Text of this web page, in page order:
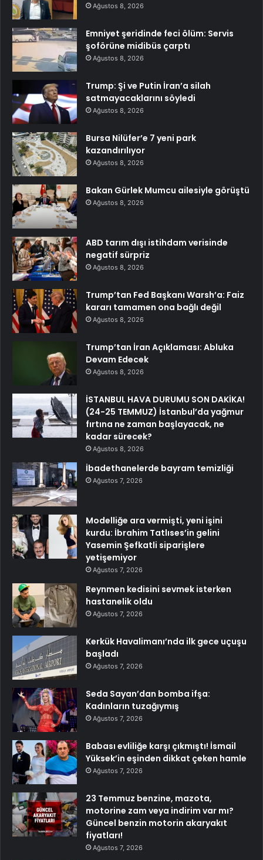
Ağustos 8, 2026
Emniyet şeridinde feci ölüm: Servis
şoförüne midibüs çarptı
Ağustos 8, 2026
Trump: Şi ve Putin İran’a silah
satmayacaklarını söyledi
Ağustos 8, 2026
Bursa Nilüfer’e 7 yeni park
kazandırılıyor
Ağustos 8, 2026
Bakan Gürlek Mumcu ailesiyle görüştü
Ağustos 8, 2026
ABD tarım dışı istihdam verisinde
negatif sürpriz
Ağustos 8, 2026
Trump’tan Fed Başkanı Warsh’a: Faiz
kararı tamamen ona bağlı değil
Ağustos 8, 2026
Trump’tan İran Açıklaması: Abluka
Devam Edecek
Ağustos 8, 2026
İSTANBUL HAVA DURUMU SON DAKİKA!
(24-25 TEMMUZ) İstanbul’da yağmur
fırtına ne zaman başlayacak, ne
kadar sürecek?
Ağustos 8, 2026
İbadethanelerde bayram temizliği
Ağustos 7, 2026
Modelliğe ara vermişti, yeni işini
kurdu: İbrahim Tatlıses’in gelini
Yasemin Şefkatli siparişlere
yetişemiyor
Ağustos 7, 2026
Reynmen kedisini sevmek isterken
hastanelik oldu
Ağustos 7, 2026
Kerkük Havalimanı’nda ilk gece uçuşu
başladı
Ağustos 7, 2026
Seda Sayan’dan bomba ifşa:
Kadınların tuzağıymış
Ağustos 7, 2026
Babası evliliğe karşı çıkmıştı! İsmail
Yüksek’in eşinden dikkat çeken hamle
Ağustos 7, 2026
23 Temmuz benzine, mazota,
motorine zam veya indirim var mı?
Güncel benzin motorin akaryakıt
fiyatları!
Ağustos 7, 2026